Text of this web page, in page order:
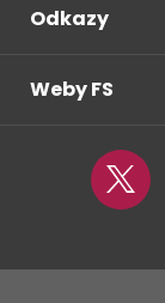
Odkazy
Weby FS
Twitter